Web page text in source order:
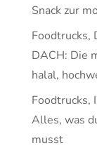
Snack zur
Foodtrucks,
DACH: Die
halal,
Foodtrucks,
Alles, was
musst